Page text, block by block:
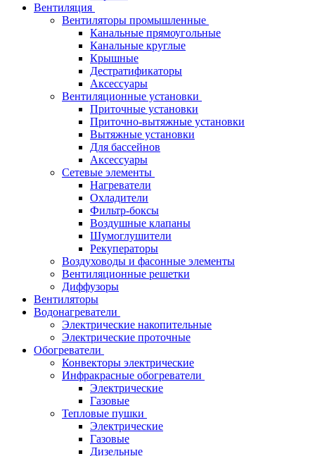
Вентиляция
Вентиляторы промышленные
Канальные прямоугольные
Канальные круглые
Крышные
Дестратификаторы
Аксессуары
Вентиляционные установки
Приточные установки
Приточно-вытяжные установки
Вытяжные установки
Для бассейнов
Аксессуары
Сетевые элементы
Нагреватели
Охладители
Фильтр-боксы
Воздушные клапаны
Шумоглушители
Рекуператоры
Воздуховоды и фасонные элементы
Вентиляционные решетки
Диффузоры
Вентиляторы
Водонагреватели
Электрические накопительные
Электрические проточные
Обогреватели
Конвекторы электрические
Инфракрасные обогреватели
Электрические
Газовые
Тепловые пушки
Электрические
Газовые
Дизельные